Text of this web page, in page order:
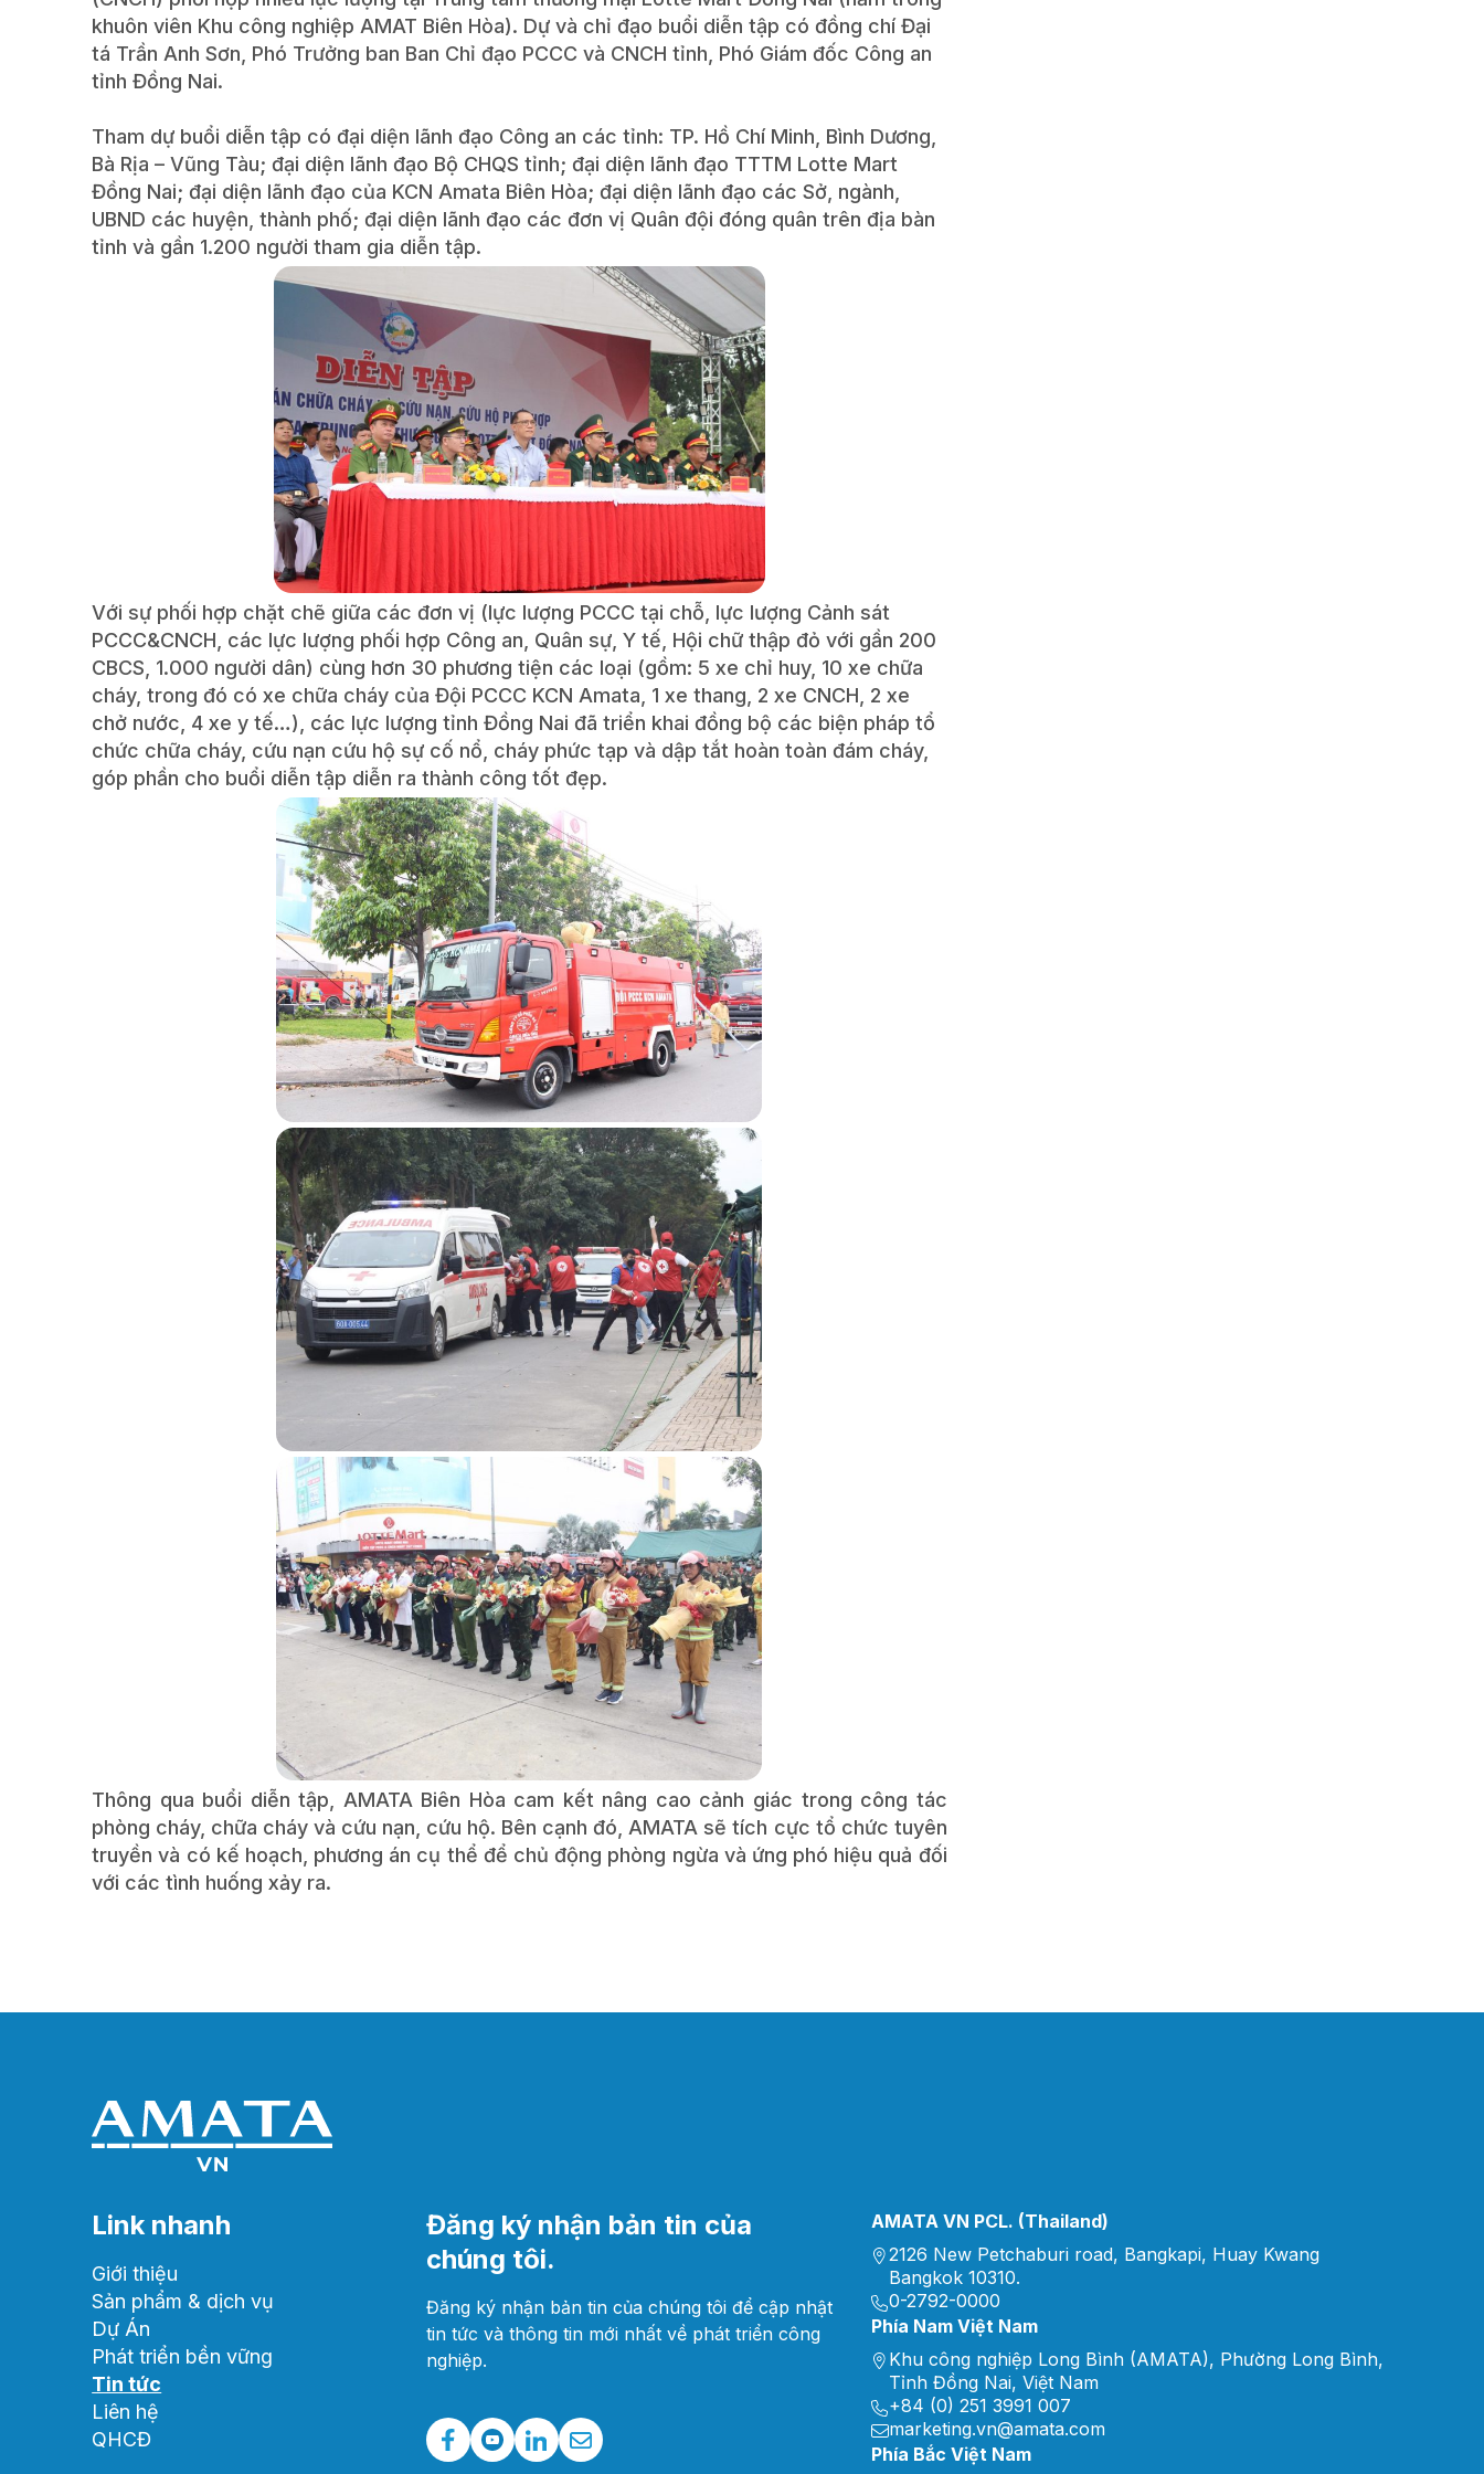
khuôn viên Khu công nghiệp AMAT Biên Hòa). Dự và chỉ đạo buổi diễn tập có đồng chí Đại
tá Trần Anh Sơn, Phó Trưởng ban Ban Chỉ đạo PCCC và CNCH tỉnh, Phó Giám đốc Công an
tỉnh Đồng Nai.
Tham dự buổi diễn tập có đại diện lãnh đạo Công an các tỉnh: TP. Hồ Chí Minh, Bình Dương,
Bà Rịa – Vũng Tàu; đại diện lãnh đạo Bộ CHQS tỉnh; đại diện lãnh đạo TTTM Lotte Mart
Đồng Nai; đại diện lãnh đạo của KCN Amata Biên Hòa; đại diện lãnh đạo các Sở, ngành,
UBND các huyện, thành phố; đại diện lãnh đạo các đơn vị Quân đội đóng quân trên địa bàn
tỉnh và gần 1.200 người tham gia diễn tập.
Với sự phối hợp chặt chẽ giữa các đơn vị (lực lượng PCCC tại chỗ, lực lượng Cảnh sát
PCCC&CNCH, các lực lượng phối hợp Công an, Quân sự, Y tế, Hội chữ thập đỏ với gần 200
CBCS, 1.000 người dân) cùng hơn 30 phương tiện các loại (gồm: 5 xe chỉ huy, 10 xe chữa
cháy, trong đó có xe chữa cháy của Đội PCCC KCN Amata, 1 xe thang, 2 xe CNCH, 2 xe
chở nước, 4 xe y tế…), các lực lượng tỉnh Đồng Nai đã triển khai đồng bộ các biện pháp tổ
chức chữa cháy, cứu nạn cứu hộ sự cố nổ, cháy phức tạp và dập tắt hoàn toàn đám cháy,
góp phần cho buổi diễn tập diễn ra thành công tốt đẹp.
Thông qua buổi diễn tập, AMATA Biên Hòa cam kết nâng cao cảnh giác trong công tác
phòng cháy, chữa cháy và cứu nạn, cứu hộ. Bên cạnh đó, AMATA sẽ tích cực tổ chức tuyên
truyền và có kế hoạch, phương án cụ thể để chủ động phòng ngừa và ứng phó hiệu quả đối
với các tình huống xảy ra.
Link nhanh
Giới thiệu
Sản phẩm & dịch vụ
Dự Án
Phát triển bền vững
Tin tức
Liên hệ
QHCĐ
Đăng ký nhận bản tin của
chúng tôi.
Đăng ký nhận bản tin của chúng tôi để cập nhật
tin tức và thông tin mới nhất về phát triển công
nghiệp.
AMATA VN PCL. (Thailand)
2126 New Petchaburi road, Bangkapi, Huay Kwang
Bangkok 10310.
0-2792-0000
Phía Nam Việt Nam
Khu công nghiệp Long Bình (AMATA), Phường Long Bình,
Tỉnh Đồng Nai, Việt Nam
+84 (0) 251 3991 007
marketing.vn@amata.com
Phía Bắc Việt Nam